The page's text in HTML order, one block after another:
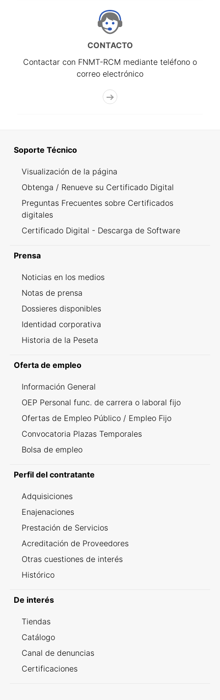
CONTACTO
Contactar con FNMT-RCM mediante teléfono o
correo electrónico
Soporte Técnico
Visualización de la página
Obtenga / Renueve su Certificado Digital
Preguntas Frecuentes sobre Certificados
digitales
Certificado Digital - Descarga de Software
Prensa
Noticias en los medios
Notas de prensa
Dossieres disponibles
Identidad corporativa
Historia de la Peseta
Oferta de empleo
Información General
OEP Personal func. de carrera o laboral fijo
Ofertas de Empleo Público / Empleo Fijo
Convocatoria Plazas Temporales
Bolsa de empleo
Perfil del contratante
Adquisiciones
Enajenaciones
Prestación de Servicios
Acreditación de Proveedores
Otras cuestiones de interés
Histórico
De interés
Tiendas
Catálogo
Canal de denuncias
Certificaciones